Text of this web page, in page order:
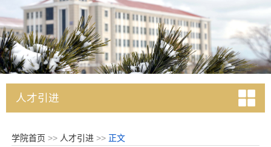
人才引进
学院首页 >> 人才引进>> 正文